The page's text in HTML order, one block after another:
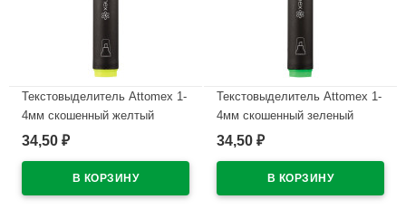
Текстовыделитель Attomex 1-
4мм скошенный желтый
арт.5045300
34,50 ₽
Текстовыделитель Attomex 1-
4мм скошенный зеленый
арт.5045301
34,50 ₽